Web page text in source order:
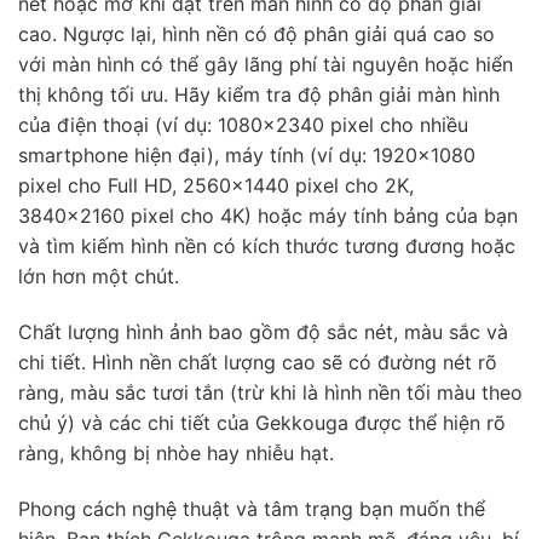
cao. Ngược lại, hình nền có độ phân giải quá cao so
với màn hình có thể gây lãng phí tài nguyên hoặc hiển
thị không tối ưu. Hãy kiểm tra độ phân giải màn hình
của điện thoại (ví dụ: 1080×2340 pixel cho nhiều
smartphone hiện đại), máy tính (ví dụ: 1920×1080
pixel cho Full HD, 2560×1440 pixel cho 2K,
3840×2160 pixel cho 4K) hoặc máy tính bảng của bạn
và tìm kiếm hình nền có kích thước tương đương hoặc
lớn hơn một chút.
Chất lượng hình ảnh bao gồm độ sắc nét, màu sắc và
chi tiết. Hình nền chất lượng cao sẽ có đường nét rõ
ràng, màu sắc tươi tắn (trừ khi là hình nền tối màu theo
chủ ý) và các chi tiết của Gekkouga được thể hiện rõ
ràng, không bị nhòe hay nhiễu hạt.
Phong cách nghệ thuật và tâm trạng bạn muốn thể